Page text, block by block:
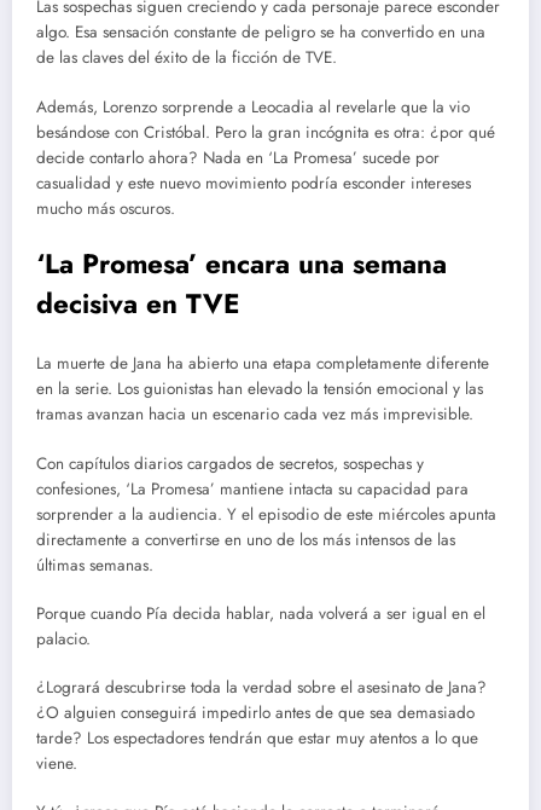
Las sospechas siguen creciendo y cada personaje parece esconder
algo. Esa sensación constante de peligro se ha convertido en una
de las claves del éxito de la ficción de TVE.
Además, Lorenzo sorprende a Leocadia al revelarle que la vio
besándose con Cristóbal. Pero la gran incógnita es otra: ¿por qué
decide contarlo ahora? Nada en ‘La Promesa’ sucede por
casualidad y este nuevo movimiento podría esconder intereses
mucho más oscuros.
‘La Promesa’ encara una semana
decisiva en TVE
La muerte de Jana ha abierto una etapa completamente diferente
en la serie. Los guionistas han elevado la tensión emocional y las
tramas avanzan hacia un escenario cada vez más imprevisible.
Con capítulos diarios cargados de secretos, sospechas y
confesiones, ‘La Promesa’ mantiene intacta su capacidad para
sorprender a la audiencia. Y el episodio de este miércoles apunta
directamente a convertirse en uno de los más intensos de las
últimas semanas.
Porque cuando Pía decida hablar, nada volverá a ser igual en el
palacio.
¿Logrará descubrirse toda la verdad sobre el asesinato de Jana?
¿O alguien conseguirá impedirlo antes de que sea demasiado
tarde? Los espectadores tendrán que estar muy atentos a lo que
viene.